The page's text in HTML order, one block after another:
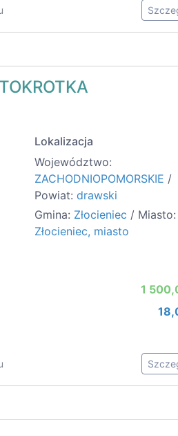
Lokalizacja
Województwo:
ZACHODNIOPOMORSKIE /
Powiat: drawski
Gmina: Złocieniec / Miasto:
Złocieniec, miasto
1